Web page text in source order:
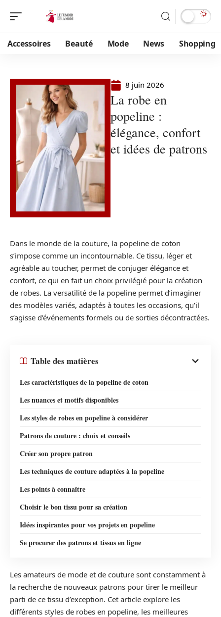
Accessoires Beauté Mode News Shopping
8 juin 2026
La robe en
popeline :
élégance, confort
et idées de patrons
Dans le monde de la couture, la popeline de coton
s’impose comme un incontournable. Ce tissu, léger et
agréable au toucher, permet de conjuger élégance et
confort, ce qui en fait un choix privilégié pour la création
de robes. La versatilité de la popeline permet d’imaginer
des modèles variés, adaptés à toutes les occasions, qu’il
s’agisse d’événements formels ou de sorties décontractées.
Table des matières
Les caractéristiques de la popeline de coton
Les nuances et motifs disponibles
Les styles de robes en popeline à considérer
Patrons de couture : choix et conseils
Créer son propre patron
Les techniques de couture adaptées à la popeline
Les points à connaître
Choisir le bon tissu pour sa création
Idées inspirantes pour vos projets en popeline
Se procurer des patrons et tissus en ligne
Les amateurs de mode et de couture sont constamment à
la recherche de nouveaux patrons pour tirer le meilleur
parti de ce tissu d’exception. Cet article explore les
différents styles de robes en popeline, les meilleures